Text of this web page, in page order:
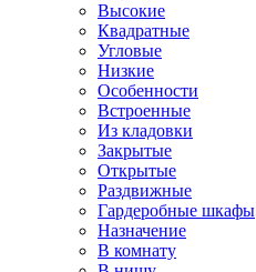
Высокие
Квадратные
Угловые
Низкие
Особенности
Встроенные
Из кладовки
Закрытые
Открытые
Раздвижные
Гардеробные шкафы
Назначение
В комнату